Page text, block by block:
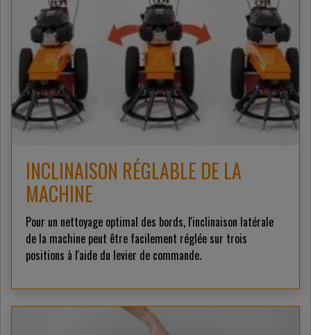
INCLINAISON RÉGLABLE DE LA
MACHINE
Pour un nettoyage optimal des bords, l'inclinaison latérale
de la machine peut être facilement réglée sur trois
positions à l'aide du levier de commande.